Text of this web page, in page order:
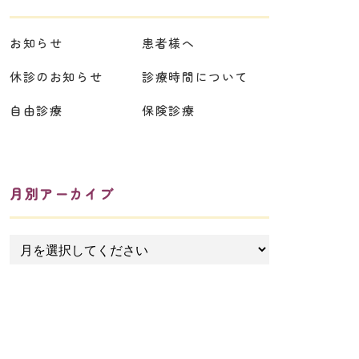
お知らせ
患者様へ
休診のお知らせ
診療時間について
自由診療
保険診療
月別アーカイブ